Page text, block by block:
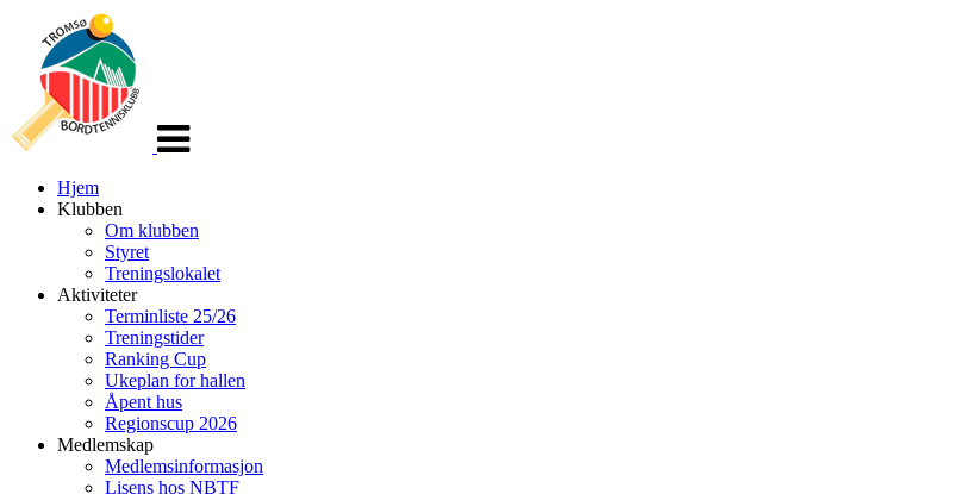
Hjem
Klubben
Om klubben
Styret
Treningslokalet
Aktiviteter
Terminliste 25/26
Treningstider
Ranking Cup
Ukeplan for hallen
Åpent hus
Regionscup 2026
Medlemskap
Medlemsinformasjon
Lisens hos NBTF